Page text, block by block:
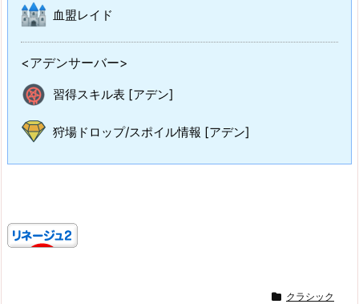
血盟レイド
<アデンサーバー>
習得スキル表 [アデン]
狩場ドロップ/スポイル情報 [アデン]
クラシック